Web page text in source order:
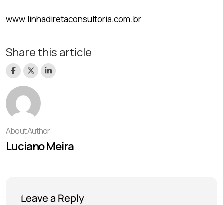
www.linhadiretaconsultoria.com.br
Share this article
About Author
Luciano Meira
Leave a Reply